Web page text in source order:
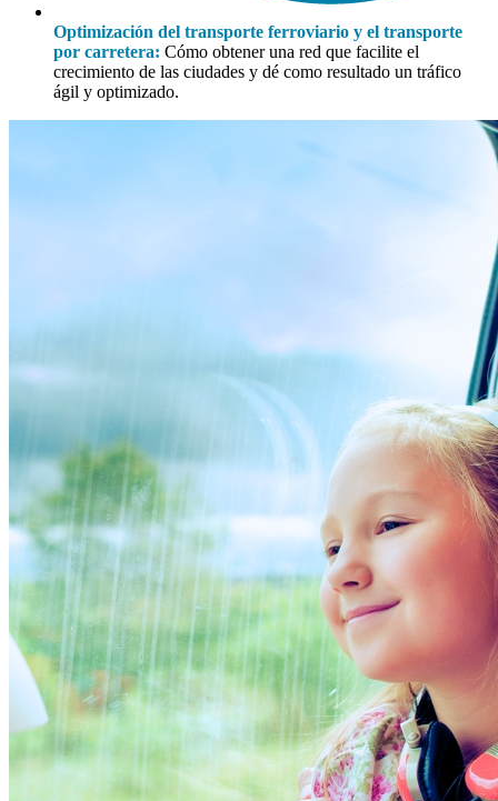
Optimización del transporte ferroviario y el transporte
por carretera: Cómo obtener una red que facilite el
crecimiento de las ciudades y dé como resultado un tráfico
ágil y optimizado.